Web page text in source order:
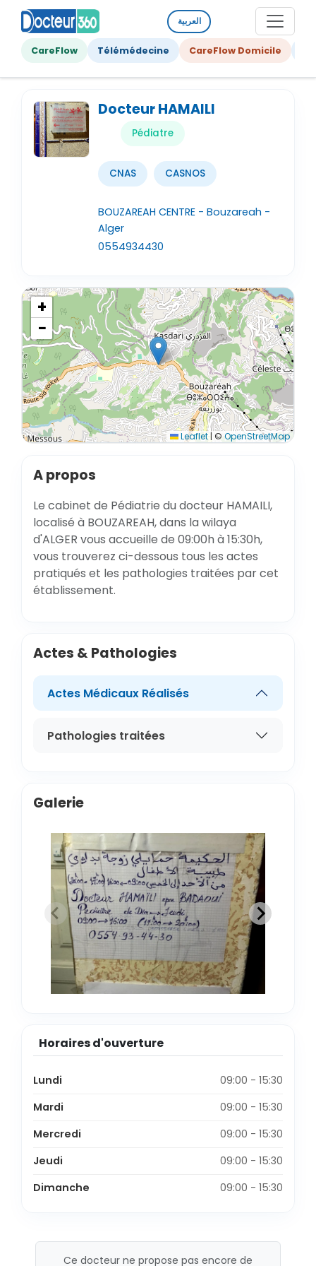
العربية
CareFlow Télémédecine CareFlow Domicile
Docteur HAMAILI
Pédiatre
CNAS CASNOS
BOUZAREAH CENTRE - Bouzareah -
Alger
0554934430
+
−
Leaflet| © OpenStreetMap
A propos
Le cabinet de Pédiatrie du docteur HAMAILI,
localisé à BOUZAREAH, dans la wilaya
d'ALGER vous accueille de 09:00h à 15:30h,
vous trouverez ci-dessous tous les actes
pratiqués et les pathologies traitées par cet
établissement.
Actes & Pathologies
Actes Médicaux Réalisés
Pathologies traitées
Galerie
Horaires d'ouverture
Lundi
09:00 - 15:30
Mardi
09:00 - 15:30
Mercredi
09:00 - 15:30
Jeudi
09:00 - 15:30
Dimanche
09:00 - 15:30
Ce docteur ne propose pas encore de